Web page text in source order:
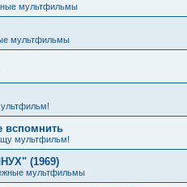
мультфильмы
мультфильмы
вспомнить
мультфильм!
(1969)
мультфильмы